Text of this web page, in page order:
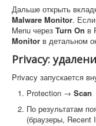
Дальше открыть
Malware Monitor.
Menu через Turn On в
Monitor в детальном
Privacy:
Privacy запускается
Protection → Scan
По результатам
(браузеры,